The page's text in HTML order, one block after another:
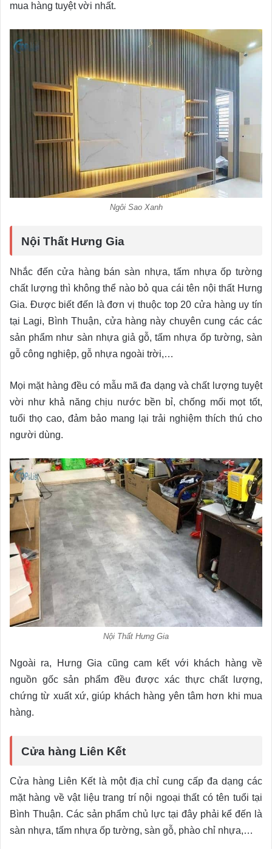
mua hàng tuyệt vời nhất.
Ngôi Sao Xanh
Nội Thất Hưng Gia
Nhắc đến cửa hàng bán sàn nhựa, tấm nhựa ốp tường
chất lượng thì không thể nào bỏ qua cái tên nội thất Hưng
Gia. Được biết đến là đơn vị thuộc top 20 cửa hàng uy tín
tại Lagi, Bình Thuận, cửa hàng này chuyên cung các các
sản phẩm như sàn nhựa giả gỗ, tấm nhựa ốp tường, sàn
gỗ công nghiệp, gỗ nhựa ngoài trời,…
Mọi mặt hàng đều có mẫu mã đa dạng và chất lượng tuyệt
vời như khả năng chịu nước bền bỉ, chống mối mọt tốt,
tuổi thọ cao, đảm bảo mang lại trải nghiệm thích thú cho
người dùng.
Nội Thất Hưng Gia
Ngoài ra, Hưng Gia cũng cam kết với khách hàng về
nguồn gốc sản phẩm đều được xác thực chất lượng,
chứng từ xuất xứ, giúp khách hàng yên tâm hơn khi mua
hàng.
Cửa hàng Liên Kết
Cửa hàng Liên Kết là một địa chỉ cung cấp đa dạng các
mặt hàng về vật liệu trang trí nội ngoại thất có tên tuổi tại
Bình Thuận. Các sản phẩm chủ lực tại đây phải kể đến là
sàn nhựa, tấm nhựa ốp tường, sàn gỗ, phào chỉ nhựa,…